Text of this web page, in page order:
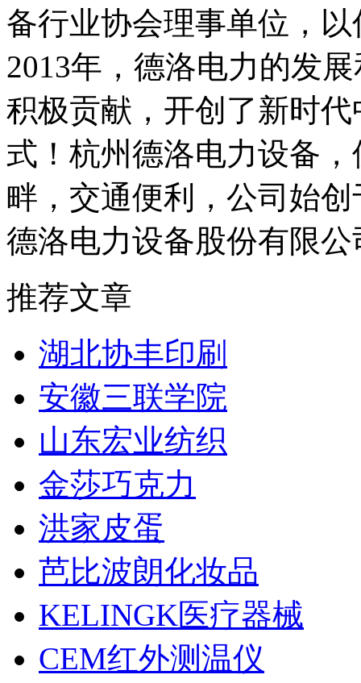
备行业协会理事单位，
2013年，德洛电力的发
积极贡献，开创了新时
式！杭州德洛电力设备
畔，交通便利，公司始
德洛电力设备股份有限公
推荐文章
湖北协丰印刷
安徽三联学院
山东宏业纺织
金莎巧克力
洪家皮蛋
芭比波朗化妆品
KELINGK医疗器械
CEM红外测温仪